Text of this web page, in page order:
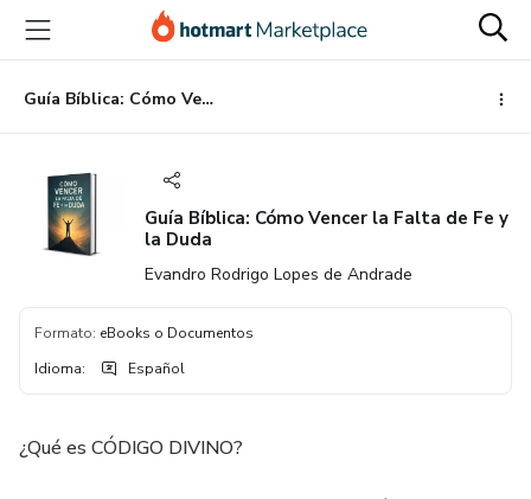
principal
página
de
página
Guía Bíblica: Cómo Vencer la Falta de Fe y la Duda
Guía Bíblica: Cómo Vencer la Falta de Fe y
la Duda
Evandro Rodrigo Lopes de Andrade
Formato: eBooks o Documentos
Idioma: Español
¿Qué es CÓDIGO DIVINO?